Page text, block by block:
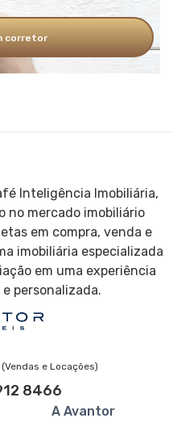
corretor
Inteligência Imobiliária,
no mercado imobiliário
em compra, venda e
imobiliária especializada
em uma experiência
personalizada.
e Locações)
8466
A Avantor